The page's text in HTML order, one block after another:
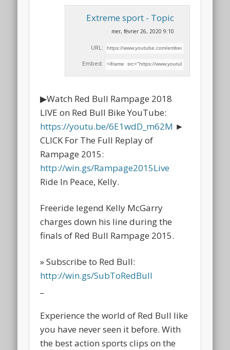
Extreme sport - Topic
mer, février 26, 2020 9:10
URL:
Embed:
▶︎Watch Red Bull Rampage 2018
LIVE on Red Bull Bike YouTube:
https://youtu.be/6E1wdD_m62M ►
CLICK For The Full Replay of
Rampage 2015:
http://win.gs/Rampage2015Live
Ride In Peace, Kelly.
Freeride legend Kelly McGarry
charges down his line during the
finals of Red Bull Rampage 2015.
» Subscribe to Red Bull:
http://win.gs/SubToRedBull
Experience the world of Red Bull like
you have never seen it before. With
the best action sports clips on the